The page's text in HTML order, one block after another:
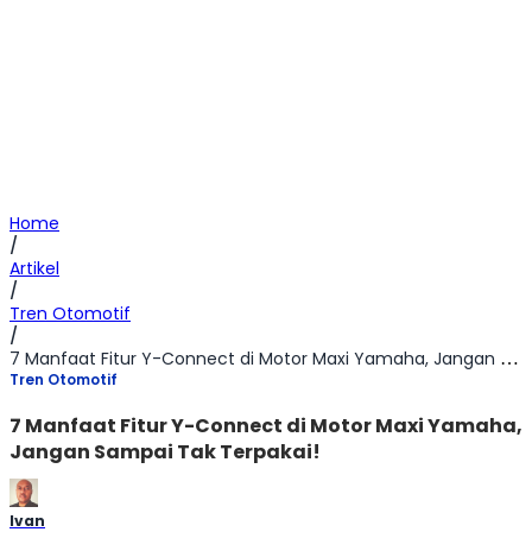
Home
/
Artikel
/
Tren Otomotif
/
7 Manfaat Fitur Y-Connect di Motor Maxi Yamaha, Jangan Sampai Tak Terpakai!
Tren Otomotif
7 Manfaat Fitur Y-Connect di Motor Maxi Yamaha,
Jangan Sampai Tak Terpakai!
Ivan